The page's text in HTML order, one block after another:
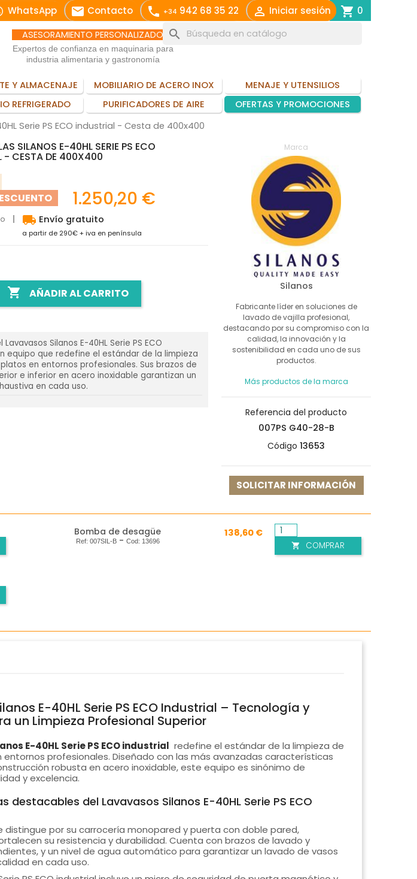
WhatsApp email Contacto call +34 942 68 35 22  Iniciar sesión shopping_cart 0
ASESORAMIENTO PERSONALIZADO
Expertos de confianza en maquinaria para
industria alimentaria y gastronomía
search
Y ALMACENAJE MOBILIARIO DE ACERO INOX
MENAJE Y UTENSILIOS
REFRIGERADO PURIFICADORES DE AIRE OFERTAS Y PROMOCIONES
Serie PS ECO industrial - Cesta de 400x400
SILANOS E-40HL SERIE PS ECO
- CESTA DE 400X400
1.250,20 €
local_shipping Envío gratuito
a partir de 290€ + iva en península
 AÑADIR AL CARRITO
Silanos E-40HL Serie PS ECO
equipo que redefine el estándar de la limpieza
en entornos profesionales. Sus brazos de
e inferior en acero inoxidable garantizan un
en cada uso.
Marca
Silanos
Fabricante líder en soluciones de
lavado de vajilla profesional,
destacando por su compromiso con la
calidad, la innovación y la
sostenibilidad en cada uno de sus
productos.
Más productos de la marca
Referencia del producto
007PS G40-28-B
Código 13653
SOLICITAR INFORMACIÓN
Bomba de desagüe
Ref: 007SIL-B- Cod: 13696
138,60 €
 COMPRAR
E-40HL Serie PS ECO Industrial – Tecnología y
un Limpieza Profesional Superior
E-40HL Serie PS ECO industrial redefine el estándar de la limpieza de
entornos profesionales. Diseñado con las más avanzadas características
robusta en acero inoxidable, este equipo es sinónimo de
y excelencia.
destacables del Lavavasos Silanos E-40HL Serie PS ECO
distingue por su carrocería monopared y puerta con doble pared,
su resistencia y durabilidad. Cuenta con brazos de lavado y
y un nivel de agua automático para garantizar un lavado de vasos
en cada uso.